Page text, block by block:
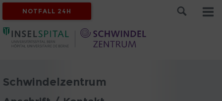
NOTFALL 24H
Schwindelzentrum